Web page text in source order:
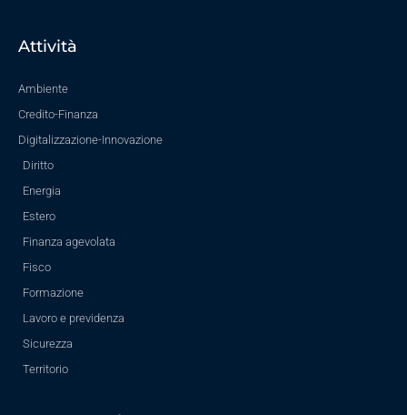
Attività
Ambiente
Credito-Finanza
Digitalizzazione-Innovazione
Diritto
Energia
Estero
Finanza agevolata
Fisco
Formazione
Lavoro e previdenza
Sicurezza
Territorio